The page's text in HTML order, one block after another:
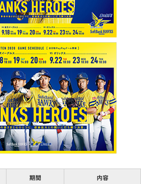
期間 内容